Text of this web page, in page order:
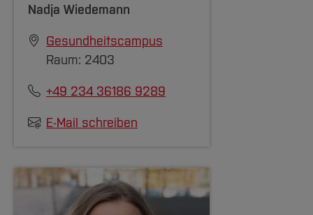
Nadja Wiedemann
Gesundheitscampus
Raum: 2403
+49 234 36186 9289
E-Mail schreiben